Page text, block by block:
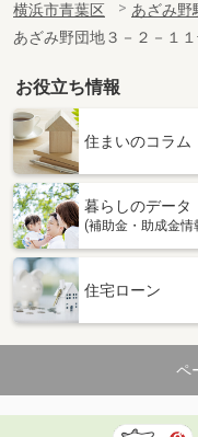
横浜市青葉区
あざみ野
あざみ野団地３－２－１
お役立ち情報
住まいのコラム
暮らしのデータ
(補助金・助成金情
住宅ローン
ペ